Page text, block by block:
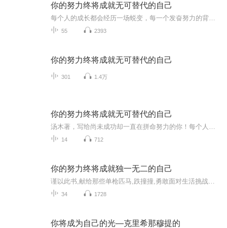
你的努力终将成就无可替代的自己
55 2393
你的努力终将成就无可替代的自己
301 1.4万
你的努力终将成就无可替代的自己
14 712
你的努力终将成就独一无二的自己
34 1728
你将成为自己的光—克里希那穆提的